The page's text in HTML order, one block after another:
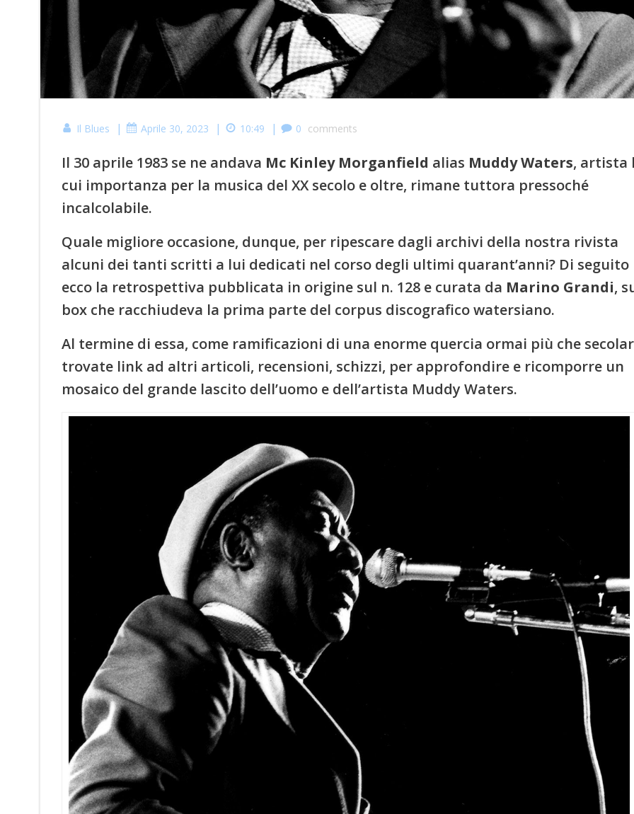
Il Blues | Aprile 30, 2023 | 10:49 | 0 comments
Il 30 aprile 1983 se ne andava Mc Kinley Morganfield alias Muddy Waters, artista
cui importanza per la musica del XX secolo e oltre, rimane tuttora pressoché
incalcolabile.
Quale migliore occasione, dunque, per ripescare dagli archivi della nostra rivista
alcuni dei tanti scritti a lui dedicati nel corso degli ultimi quarant’anni? Di seguito
ecco la retrospettiva pubblicata in origine sul n. 128 e curata da Marino Grandi,
box che racchiudeva la prima parte del corpus discografico watersiano.
Al termine di essa, come ramificazioni di una enorme quercia ormai più che
trovate link ad altri articoli, recensioni, schizzi, per approfondire e ricomporre un
mosaico del grande lascito dell’uomo e dell’artista Muddy Waters.